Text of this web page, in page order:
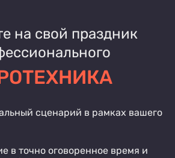
на свой праздник
сценарий в рамках вашего
в точно оговоренное время и